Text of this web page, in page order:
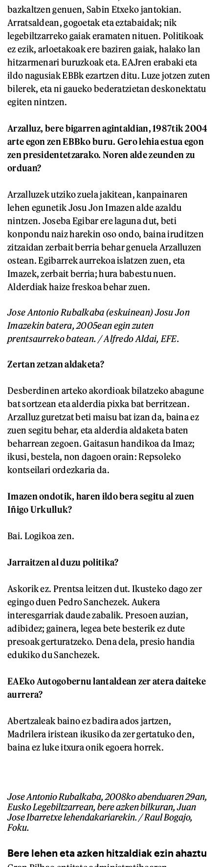
bazkaltzen genuen, Sabin Etxeko jantokian.
Arratsaldean, gogoetak eta eztabaidak; nik
legebiltzarreko gaiak eramaten nituen. Politikoak
ez ezik, arloetakoak ere baziren gaiak, halako lan
hitzarmenari buruzkoak eta. EAJren erabaki eta
ildo nagusiak EBBk ezartzen ditu. Luze jotzen zuten
bilerek, eta ni gaueko bederatzietan deskonektatu
egiten nintzen.
Arzalluz, bere bigarren agintaldian, 1987tik 2004
arte egon zen EBBko buru. Gero lehia estua egon
zen presidentetzarako. Noren alde zeunden zu
orduan?
Arzalluzek utziko zuela jakitean, kanpainaren
lehen egunetik Josu Jon Imazen alde azaldu
nintzen. Joseba Egibar ere laguna dut, beti
konpondu naiz harekin oso ondo, baina iruditzen
zitzaidan zerbait berria behar genuela Arzalluzen
ostean. Egibarrek aurrekoa islatzen zuen, eta
Imazek, zerbait berria; hura babestu nuen.
Alderdiak haize freskoa behar zuen.
Jose Antonio Rubalkaba (eskuinean) Josu Jon
Imazekin batera, 2005ean egin zuten
prentsaurreko batean. / Alfredo Aldai, EFE.
Zertan zetzan aldaketa?
Desberdinen arteko akordioak bilatzeko abagune
bat sortzean eta alderdia pixka bat berritzean.
Arzalluz guretzat beti maisu bat izan da, baina ez
zuen segitu behar, eta alderdia aldaketa baten
beharrean zegoen. Gaitasun handikoa da Imaz;
ikusi, bestela, non dagoen orain: Repsoleko
kontseilari ordezkaria da.
Imazen ondotik, haren ildo bera segitu al zuen
Iñigo Urkulluk?
Bai. Logikoa zen.
Jarraitzen al duzu politika?
Askorik ez. Prentsa leitzen dut. Ikusteko dago zer
egingo duen Pedro Sanchezek. Aukera
interesgarriak daude zabalik. Presoen auzian,
adibidez; gainera, legea bete besterik ez dute
presoak gerturatzeko. Dena dela, presio handia
edukiko du Sanchezek.
EAEko Autogobernu lantaldean zer atera daiteke
aurrera?
Abertzaleak baino ez badira ados jartzen,
Madrilera iristean ikusiko da zer gertatuko den,
baina ez luke itxura onik egoera horrek.
Jose Antonio Rubalkaba, 2008ko abenduaren 29an,
Eusko Legebiltzarrean, bere azken bilkuran, Juan
Jose Ibarretxe lehendakariarekin. / Raul Bogajo,
Foku.
Bere lehen eta azken hitzaldiak ezin ahaztu